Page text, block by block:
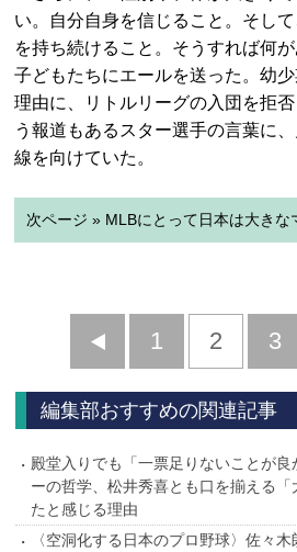
い。自分自身を信じること。そし
を持ち続けること。そうすれば何
子どもたちにエールを送った。幼
理由に、リトルリーグの入団を拒
う報道もあるスター選手の言葉に
線を向けていた。
次ページ » MLBにとって日本は大きな
前
へ
1 2 3
編集部おすすめの関連記事
殿堂入りでも「一票足りないことが
ーの哲学、松井秀喜とも口を揃える
たと感じる理由
〈空洞化する日本のプロ野球〉佐々